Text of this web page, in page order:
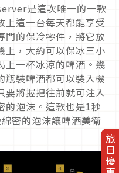
旅日優惠券
是這次唯一的一款
上這一台每天都能享受
門的保冷零件，將它放
上，大約可以保冰三小
上一杯冰涼的啤酒。幾
瓶裝啤酒都可以裝入機
要將握把往前就可注入
的泡沫。這款也是1秒
密的泡沫讓啤酒美衛